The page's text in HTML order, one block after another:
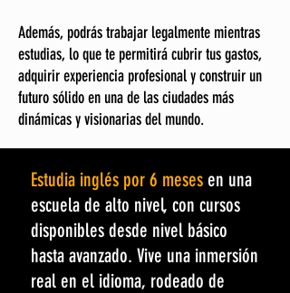
Además, podrás trabajar legalmente mientras
estudias, lo que te permitirá cubrir tus gastos,
adquirir experiencia profesional y construir un
futuro sólido en una de las ciudades más
dinámicas y visionarias del mundo.
Estudia inglés por 6 meses en una
escuela de alto nivel, con cursos
disponibles desde nivel básico
hasta avanzado. Vive una inmersión
real en el idioma, rodeado de